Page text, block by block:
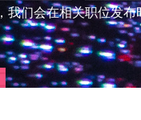
，我们会在相关职位发